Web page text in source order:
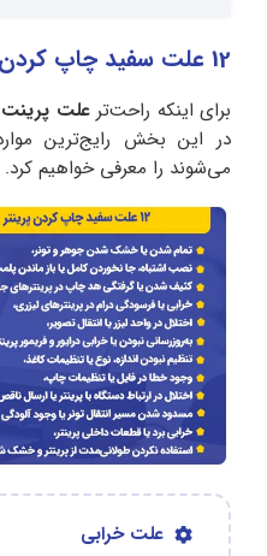
12 علت سفید چاپ کردن پرینتر + راه‌حل
برای اینکه راحت‌ترعلت پرینت
در این بخش رایج‌ترین
می‌شوند را معرفی خواهیم کرد.
علت خرابی